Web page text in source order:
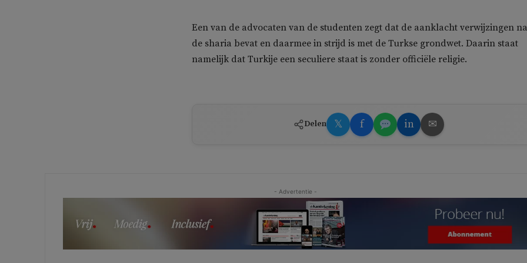
Een van de advocaten van de studenten zegt dat de aanklacht verwijzingen
de sharia bevat en daarmee in strijd is met de Turkse grondwet. Daarin staat
namelijk dat Turkije een seculiere staat is zonder officiële religie.
Delen 𝕏 f in ✉
- Advertentie -